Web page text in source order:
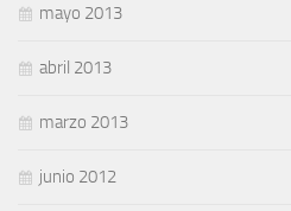
mayo 2013
abril 2013
marzo 2013
junio 2012